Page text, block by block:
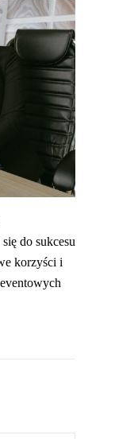
do sukcesu
korzyści i